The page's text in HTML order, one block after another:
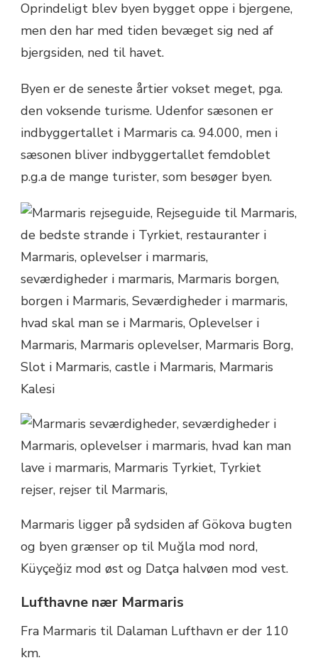
Oprindeligt blev byen bygget oppe i bjergene,
men den har med tiden bevæget sig ned af
bjergsiden, ned til havet.
Byen er de seneste årtier vokset meget, pga.
den voksende turisme. Udenfor sæsonen er
indbyggertallet i Marmaris ca. 94.000, men i
sæsonen bliver indbyggertallet femdoblet
p.g.a de mange turister, som besøger byen.
Marmaris ligger på sydsiden af Gökova bugten
og byen grænser op til Muğla mod nord,
Küyçeğiz mod øst og Datça halvøen mod vest.
Lufthavne nær Marmaris
Fra Marmaris til Dalaman Lufthavn er der 110
km.